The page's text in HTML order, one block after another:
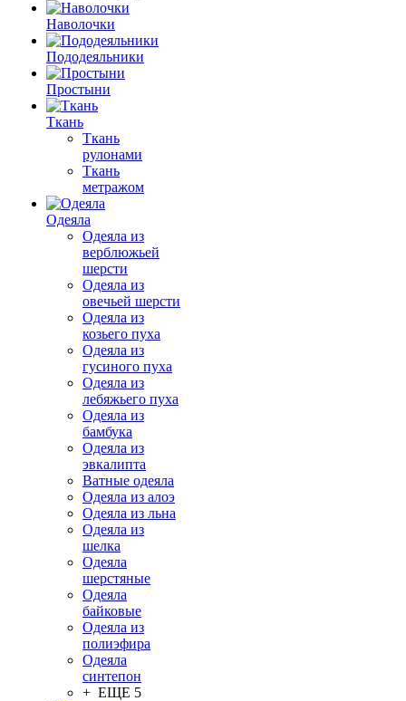
Наволочки
Пододеяльники
Простыни
Ткань
Ткань
рулонами
Ткань
метражом
Одеяла
Одеяла из
верблюжьей
шерсти
Одеяла из
овечьей шерсти
Одеяла из
козьего пуха
Одеяла из
гусиного пуха
Одеяла из
лебяжьего пуха
Одеяла из
бамбука
Одеяла из
эвкалипта
Ватные одеяла
Одеяла из алоэ
Одеяла из льна
Одеяла из
шелка
Одеяла
шерстяные
Одеяла
байковые
Одеяла из
полиэфира
Одеяла
синтепон
+ ЕЩЕ 5